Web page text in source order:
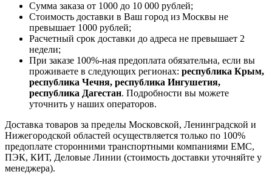
Сумма заказа от 1000 до 10 000 рублей;
Стоимость доставки в Ваш город из Москвы не
превышает 1000 рублей;
Расчетный срок доставки до адреса не превышает 2
недели;
При заказе 100%-ная предоплата обязательна, если вы
проживаете в следующих регионах: республика Крым,
республика Чечня, республика Ингушетия,
республика Дагестан. Подробности вы можете
уточнить у наших операторов.
Доставка товаров за пределы Московской, Ленинградской и
Нижегородской областей осуществляется только по 100%
предоплате сторонними транспортными компаниями ЕМС,
ПЭК, КИТ, Деловые Линии (стоимость доставки уточняйте у
менеджера).